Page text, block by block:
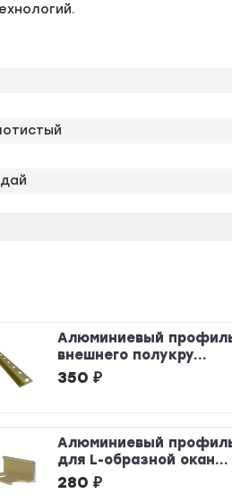
Алюминиевый
внешнего полукру...
350 ₽
Алюминиевый
для L-образной окан...
280 ₽